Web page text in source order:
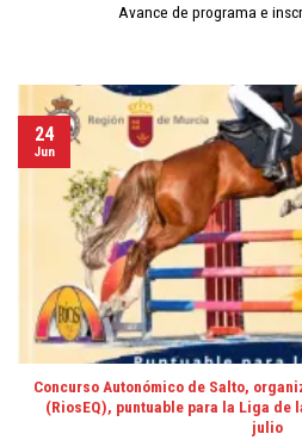
Avance de programa e
Concurso Autonómico de Salto,
(RiosEQ), puntuable para la Liga de
julio
24
Jun